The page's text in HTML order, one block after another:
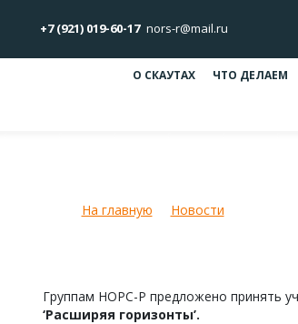
+7 (921) 019-60-17 nors-r@mail.ru
О СКАУТАХ ЧТО ДЕЛАЕМ
На главную Новости
Группам НОРС-Р предложено принять
‘Расширяя горизонты’.